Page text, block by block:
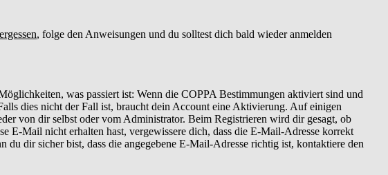
, folge den Anweisungen und du solltest dich bald wieder anmelden
was passiert ist: Wenn die COPPA Bestimmungen aktiviert sind und
dies nicht der Fall ist, braucht dein Account eine Aktivierung. Auf einigen
von dir selbst oder vom Administrator. Beim Registrieren wird dir gesagt, ob
Mail nicht erhalten hast, vergewissere dich, dass die E-Mail-Adresse korrekt
dir sicher bist, dass die angegebene E-Mail-Adresse richtig ist, kontaktiere den